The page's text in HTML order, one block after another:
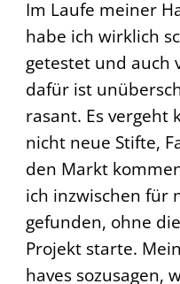
Im Laufe meiner
habe ich wirklich
getestet und auch
dafür ist
rasant. Es vergeht
nicht neue Stifte,
den Markt
ich inzwischen für
gefunden, ohne
Projekt starte.
haves sozusagen,